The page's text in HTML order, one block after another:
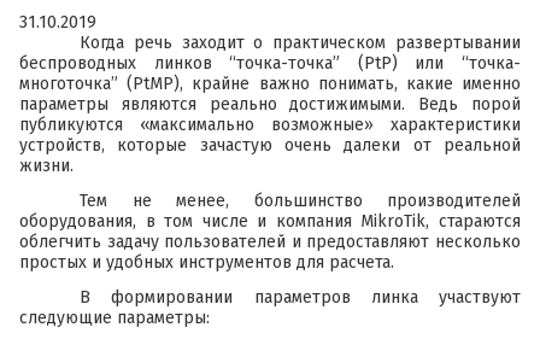
31.10.2019
Когда речь заходит о практическом развертывании
беспроводных линков “точка-точка” (PtP) или “точка-
многоточка” (PtMP), крайне важно понимать, какие именно
параметры являются реально достижимыми. Ведь порой
публикуются «максимально возможные» характеристики
устройств, которые зачастую очень далеки от реальной
жизни.
Тем не менее, большинство производителей
оборудования, в том числе и компания MikroTik, стараются
облегчить задачу пользователей и предоставляют несколько
простых и удобных инструментов для расчета.
В формировании параметров линка участвуют
следующие параметры: